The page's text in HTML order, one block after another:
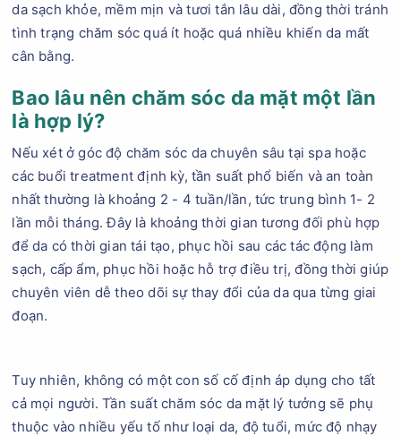
da sạch khỏe, mềm mịn và tươi tắn lâu dài, đồng thời tránh
tình trạng chăm sóc quá ít hoặc quá nhiều khiến da mất
cân bằng.
Bao lâu nên chăm sóc da mặt một lần
là hợp lý?
Nếu xét ở góc độ chăm sóc da chuyên sâu tại spa hoặc
các buổi treatment định kỳ, tần suất phổ biến và an toàn
nhất thường là khoảng 2 - 4 tuần/lần, tức trung bình 1- 2
lần mỗi tháng. Đây là khoảng thời gian tương đối phù hợp
để da có thời gian tái tạo, phục hồi sau các tác động làm
sạch, cấp ẩm, phục hồi hoặc hỗ trợ điều trị, đồng thời giúp
chuyên viên dễ theo dõi sự thay đổi của da qua từng giai
đoạn.
Tuy nhiên, không có một con số cố định áp dụng cho tất
cả mọi người. Tần suất chăm sóc da mặt lý tưởng sẽ phụ
thuộc vào nhiều yếu tố như loại da, độ tuổi, mức độ nhạy